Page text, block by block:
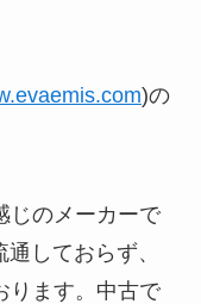
)の
じのメーカーで
しておらず、
ります。中古で